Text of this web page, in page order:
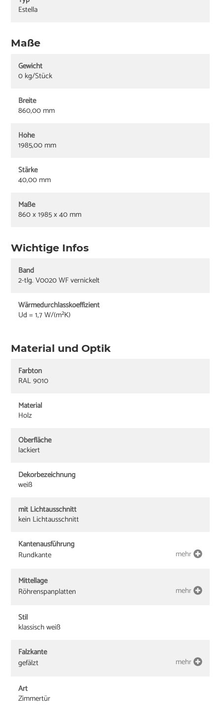
Estella
Maße
Gewicht
0 kg/Stück
Breite
860,00 mm
Höhe
1985,00 mm
Stärke
40,00 mm
Maße
860 x 1985 x 40 mm
Wichtige Infos
Band
2-tlg. V0020 WF vernickelt
Wärmedurchlasskoeffizient
Ud = 1,7 W/(m²K)
Material und Optik
Farbton
RAL 9010
Material
Holz
Oberfläche
lackiert
Dekorbezeichnung
weiß
mit Lichtausschnitt
kein Lichtausschnitt
Kantenausführung
Rundkante
mehr
Mittellage
Röhrenspanplatten
mehr
Stil
klassisch weiß
Falzkante
gefälzt
mehr
Art
Zimmertür